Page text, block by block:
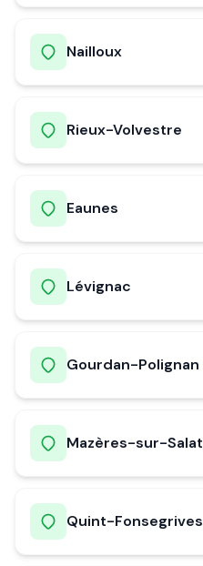
Nailloux
Rieux-Volvestre
Eaunes
Lévignac
Gourdan-Polignan
Mazères-sur-Salat
Quint-Fonsegrives